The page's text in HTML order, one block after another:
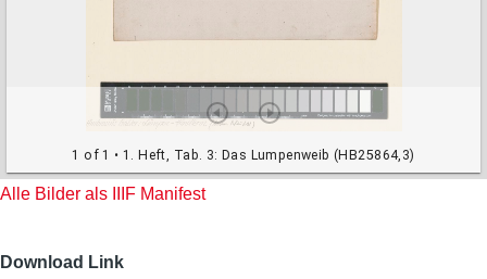
1 of 1 • 1. Heft, Tab. 3: Das Lumpenweib (HB25864,3)
Alle Bilder als IIIF Manifest
Download Link